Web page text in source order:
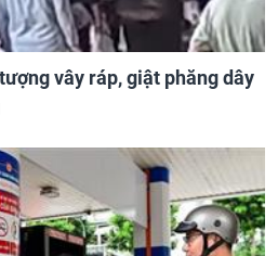
vây ráp, giật phăng dây